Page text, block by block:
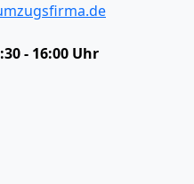
- 16:00 Uhr